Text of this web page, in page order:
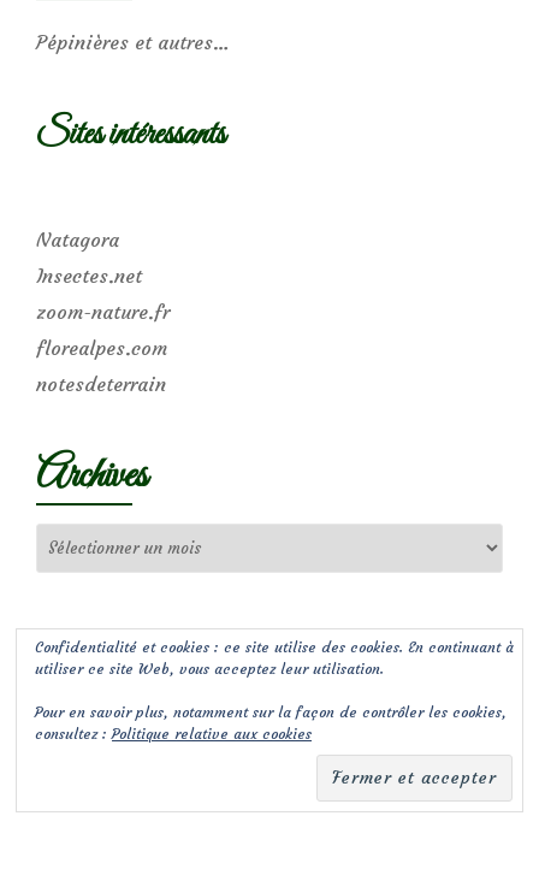
Pépinières et autres…
Sites intéressants
Natagora
Insectes.net
zoom-nature.fr
florealpes.com
notesdeterrain
Archives
Confidentialité et cookies : ce site utilise des cookies. En continuant à
utiliser ce site Web, vous acceptez leur utilisation.
Pour en savoir plus, notamment sur la façon de contrôler les cookies,
consultez :Politique relative aux cookies